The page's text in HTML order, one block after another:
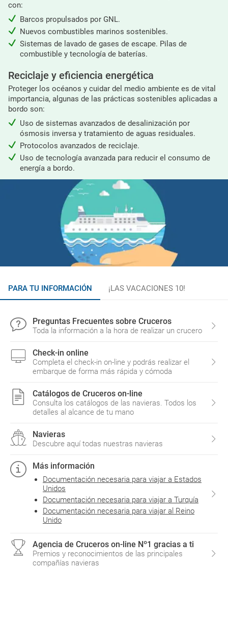
con:
Barcos propulsados por GNL.
Nuevos combustibles marinos sostenibles.
Sistemas de lavado de gases de escape. Pilas de
combustible y tecnología de baterías.
Reciclaje y eficiencia energética
Proteger los océanos y cuidar del medio ambiente es de vital
importancia, algunas de las prácticas sostenibles aplicadas a
bordo son:
Uso de sistemas avanzados de desalinización por
ósmosis inversa y tratamiento de aguas residuales.
Protocolos avanzados de reciclaje.
Uso de tecnología avanzada para reducir el consumo de
energía a bordo.
PARA TU INFORMACIÓN ¡LAS VACACIONES 10!
Preguntas Frecuentes sobre Cruceros
Toda la información a la hora de realizar un crucero
Check-in online
Completa el check-in on-line y podrás realizar el
embarque de forma más rápida y cómoda
Catálogos de Cruceros on-line
Consulta los catálogos de las navieras. Todos los
detalles al alcance de tu mano
Navieras
Descubre aquí todas nuestras navieras
Más información
Documentación necesaria para viajar a Estados
Unidos
Documentación necesaria para viajar a Turquía
Documentación necesaria para viajar al Reino
Unido
Agencia de Cruceros on-line Nº1 gracias a ti
Premios y reconocimientos de las principales
compañías navieras